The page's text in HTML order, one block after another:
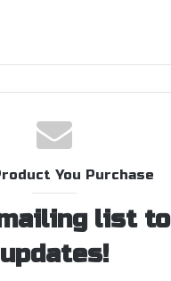
You Purchase
list
updates!